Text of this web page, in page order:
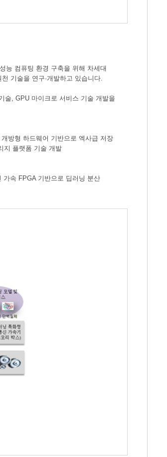
능 컴퓨팅 환경 구축을 위해 차세대
기술을 연구·개발하고 있습니다.
술, GPU 마이크로 서비스 기술 개발을
방형 하드웨어 기반으로 엑사급 저장
지 플랫폼 기술 개발
속 FPGA 기반으로 딥러닝 분산